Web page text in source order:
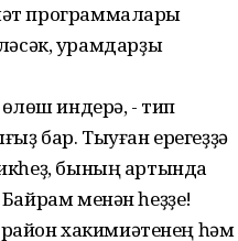
программалары
урамдарҙы
индерә, - тип
бар. Тыуған ерегеҙҙә
бының артында
менән һеҙҙе!
хакимиәтенең һәм